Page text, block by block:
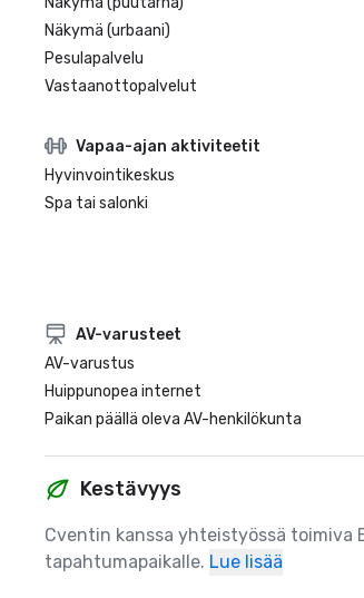
Näkymä (urbaani)
Pesulapalvelu
Vastaanottopalvelut
Vapaa-ajan aktiviteetit
Hyvinvointikeskus
Spa tai salonki
AV-varusteet
AV-varustus
Huippunopea internet
Paikan päällä oleva AV-henkilökunta
Kestävyys
Cventin kanssa yhteistyössä
tapahtumapaikalle. Lue lisää